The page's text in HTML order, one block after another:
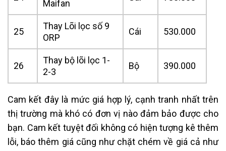
Maifan
25
Thay Lõi lọc số 9
ORP
Cái 530.000
26
Thay bộ lõi lọc 1-
2-3
Bộ 390.000
Cam kết đây là mức giá hợp lý, cạnh tranh nhất trên
thị trường mà khó có đơn vị nào đảm bảo được cho
bạn. Cam kết tuyệt đối không có hiện tượng kê thêm
lỗi, báo thêm giá cũng như chặt chém về giá cả như